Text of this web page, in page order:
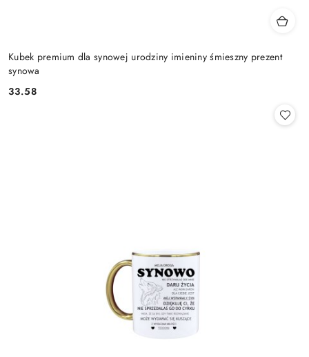
Kubek premium dla synowej urodziny imieniny śmieszny prezent
synowa
Cena:
33.58